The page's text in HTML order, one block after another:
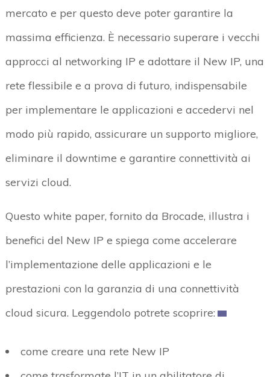
mercato e per questo deve poter garantire la
massima efficienza. È necessario superare i vecchi
approcci al networking IP e adottare il New IP, una
rete flessibile e a prova di futuro, indispensabile
per implementare le applicazioni e accedervi nel
modo più rapido, assicurare un supporto migliore,
eliminare il downtime e garantire connettività ai
servizi cloud.
Questo white paper, fornito da Brocade, illustra i
benefici del New IP e spiega come accelerare
l’implementazione delle applicazioni e le
prestazioni con la garanzia di una connettività
cloud sicura. Leggendolo potrete scoprire:
come creare una rete New IP